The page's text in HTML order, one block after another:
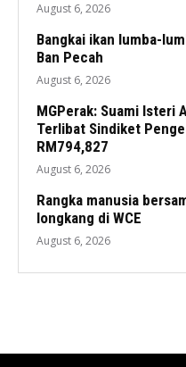
August 6, 2026
Bangkai ikan lumba-
Ban Pecah
August 6, 2026
MGPerak: Suami Isteri
Terlibat Sindiket
RM794,827
August 6, 2026
Rangka manusia
longkang di WCE
August 6, 2026